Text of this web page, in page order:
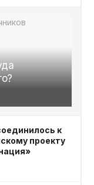
к
проекту